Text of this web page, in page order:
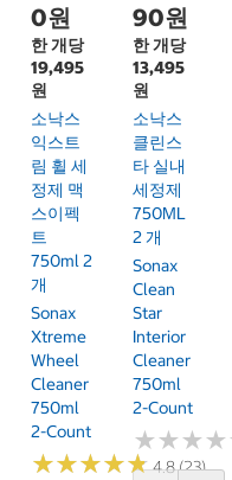
0원
한 개당
19,495
원
소낙스
익스트
림 휠 세
정제 맥
스이펙
트
750ml 2
개
Sonax
Xtreme
Wheel
Cleaner
750ml
2-Count
★★★★★
★★★★★4.8 (23)
90원
한 개당
13,495
원
소낙스
클린스
타 실내
세정제
750ML
2 개
Sonax
Clean
Star
Interior
Cleaner
750ml
2-Count
★★★★
★★★★